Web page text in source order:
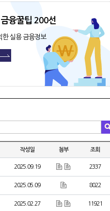
융꿀팁 200선
한 실용 금융정보
작성일 첨부 조회
2025.09.19 2337
2025.05.09 8022
2025.02.27 11921